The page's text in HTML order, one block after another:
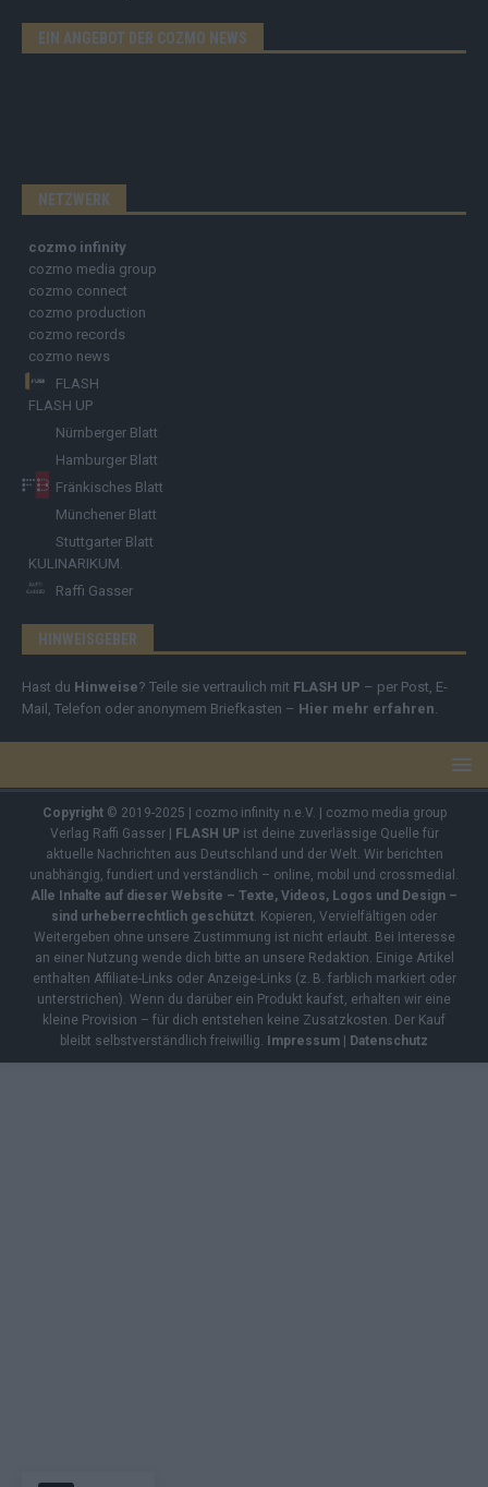
EIN ANGEBOT DER COZMO NEWS
NETZWERK
cozmo infinity
cozmo media group
cozmo connect
cozmo production
cozmo records
cozmo news
FLASH
FLASH UP
Nürnberger Blatt
Hamburger Blatt
Fränkisches Blatt
Münchener Blatt
Stuttgarter Blatt
KULINARIKUM.
Raffi Gasser
HINWEISGEBER
Hast du Hinweise? Teile sie vertraulich mit FLASH UP – per Post, E-
Mail, Telefon oder anonymem Briefkasten – Hier mehr erfahren
Copyright© 2019-2025 | cozmo infinity n.e.V. | cozmo media group
Verlag Raffi Gasser |
FLASH UPist deine zuverlässige Quelle für
aktuelle Nachrichten aus Deutschland und der Welt. Wir berichten
unabhängig, fundiert und verständlich – online, mobil und crossmedial.
Alle Inhalte auf dieser Website – Texte, Videos, Logos und Design –
sind urheberrechtlich geschützt. Kopieren, Vervielfältigen oder
Weitergeben ohne unsere Zustimmung ist nicht erlaubt. Bei Interesse
an einer Nutzung wende dich bitte an unsere Redaktion. Einige Artikel
enthalten Affiliate-Links oder Anzeige-Links (z. B. farblich markiert oder
unterstrichen). Wenn du darüber ein Produkt kaufst, erhalten wir eine
kleine Provision – für dich entstehen keine Zusatzkosten. Der Kauf
bleibt selbstverständlich freiwillig.
Impressum Datenschutz